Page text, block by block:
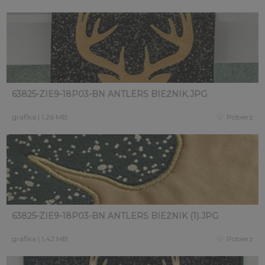
63825-ZIE9-18P03-BN ANTLERS BIEŻNIK.JPG
grafika | 1,26 MB Pobierz
63825-ZIE9-18P03-BN ANTLERS BIEŻNIK (1).JPG
grafika | 1,42 MB Pobierz